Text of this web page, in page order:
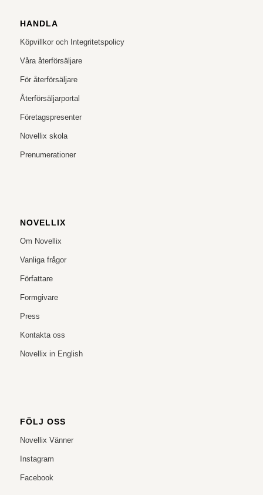
HANDLA
Köpvillkor och Integritetspolicy
Våra återförsäljare
För återförsäljare
Återförsäljarportal
Företagspresenter
Novellix skola
Prenumerationer
NOVELLIX
Om Novellix
Vanliga frågor
Författare
Formgivare
Press
Kontakta oss
Novellix in English
FÖLJ OSS
Novellix Vänner
Instagram
Facebook